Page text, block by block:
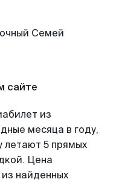
сайте
из
месяца в году,
5 прямых
Цена
найденных